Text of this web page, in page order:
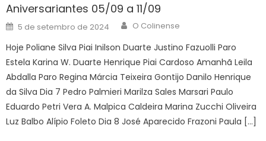
Aniversariantes 05/09 a 11/09
Posted
on
5 de setembro de 2024 Author
O Colinense
Hoje Poliane Silva Piai Inilson Duarte Justino Fazuolli Paro
Estela Karina W. Duarte Henrique Piai Cardoso Amanhã Leila
Abdalla Paro Regina Márcia Teixeira Gontijo Danilo Henrique
da Silva Dia 7 Pedro Palmieri Marilza Sales Marsari Paulo
Eduardo Petri Vera A. Malpica Caldeira Marina Zucchi Oliveira
Luz Balbo Alípio Foleto Dia 8 José Aparecido Frazoni Paula […]